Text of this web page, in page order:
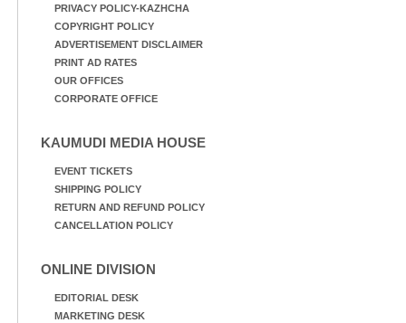
PRIVACY POLICY-KAZHCHA
COPYRIGHT POLICY
ADVERTISEMENT DISCLAIMER
PRINT AD RATES
OUR OFFICES
CORPORATE OFFICE
KAUMUDI MEDIA HOUSE
EVENT TICKETS
SHIPPING POLICY
RETURN AND REFUND POLICY
CANCELLATION POLICY
ONLINE DIVISION
EDITORIAL DESK
MARKETING DESK